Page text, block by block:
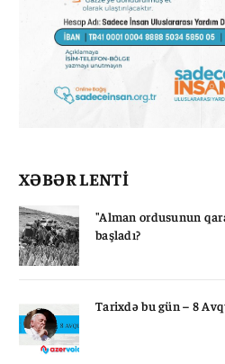
XƏBƏR LENTİ
"Alman ordusunun
başladı?
Tarixdə bu gün – 8